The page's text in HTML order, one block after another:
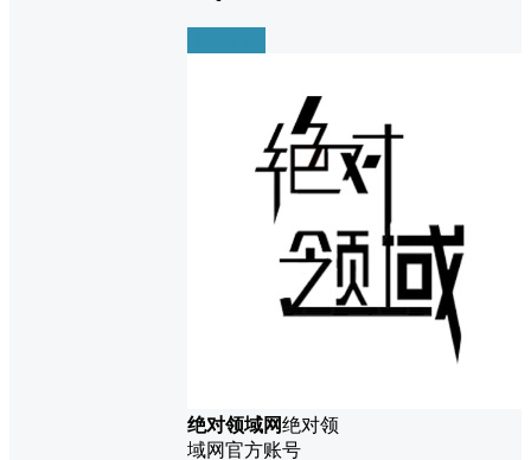
绝对领域网绝对领
域网官方账号